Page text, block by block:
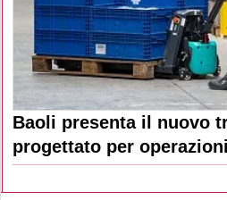
Baoli presenta il nuovo
progettato per